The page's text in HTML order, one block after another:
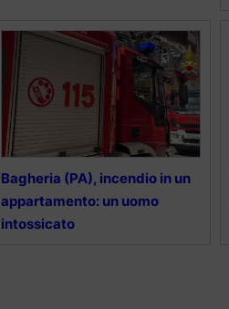
Bagheria (PA), incendio in un
appartamento: un uomo
intossicato